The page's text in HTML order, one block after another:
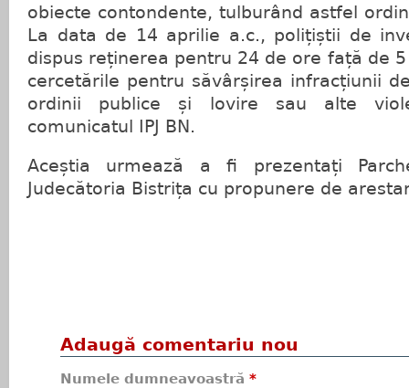
obiecte contondente, tulburând astfel
La data de 14 aprilie a.c., polițiștii de
dispus reținerea pentru 24 de ore față de
cercetările pentru săvârșirea infracțiunii
ordinii publice și lovire sau alte
comunicatul IPJ BN.
Aceștia urmează a fi prezentați
Judecătoria Bistrița cu propunere de
Adaugă comentariu nou
Numele dumneavoastră *